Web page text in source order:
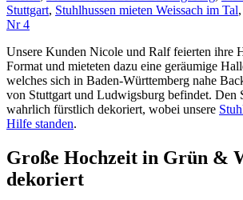
Stuttgart, Stuhlhussen mieten Weissach im Tal,
Nr 4
Unsere Kunden Nicole und Ralf feierten ihre
Format und mieteten dazu eine geräumige
welches sich in Baden-Württemberg nahe
von Stuttgart und Ludwigsburg befindet. Den
wahrlich fürstlich dekoriert, wobei unsere
Hilfe standen.
Große Hochzeit in Grün &
dekoriert